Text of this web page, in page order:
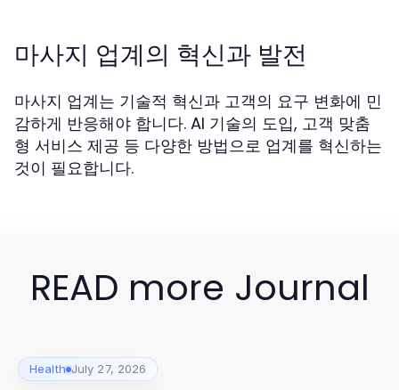
마사지 업계의 혁신과 발전
마사지 업계는 기술적 혁신과 고객의 요구 변화에 민
감하게 반응해야 합니다. AI 기술의 도입, 고객 맞춤
형 서비스 제공 등 다양한 방법으로 업계를 혁신하는
것이 필요합니다.
READ more Journal
Health July 27, 2026